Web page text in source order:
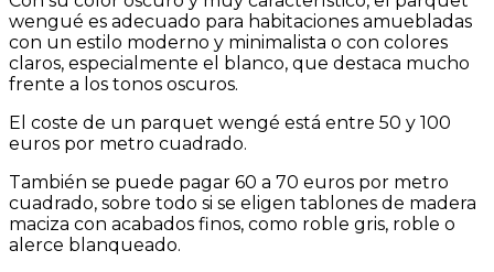
wengué es adecuado para habitaciones amuebladas
con un estilo moderno y minimalista o con colores
claros, especialmente el blanco, que destaca mucho
frente a los tonos oscuros.
El coste de un parquet wengé está entre 50 y 100
euros por metro cuadrado.
También se puede pagar 60 a 70 euros por metro
cuadrado, sobre todo si se eligen tablones de madera
maciza con acabados finos, como roble gris, roble o
alerce blanqueado.